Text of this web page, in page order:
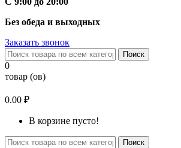
Без обеда и выходных
Заказать звонок
Поиск
0
товар (ов)
0.00 ₽
В корзине пусто!
Поиск